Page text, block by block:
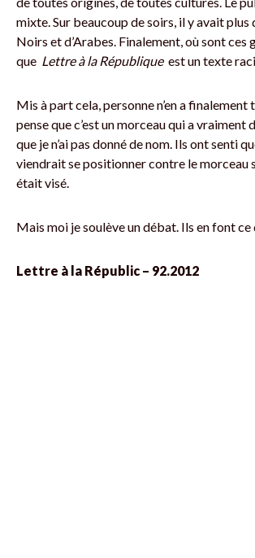
mixte. Sur beaucoup de soirs, il y avait plus
Noirs et d’Arabes. Finalement, où sont ces
que Lettre à la Républiqueest un texte
Mis à part cela, personne n’en a finalement
pense que c’est un morceau qui a vraiment
que je n’ai pas donné de nom. Ils ont senti
viendrait se positionner contre le morceau
était visé.
Mais moi je soulève un débat. Ils en font ce
Lettre à la Républic – 92.2012